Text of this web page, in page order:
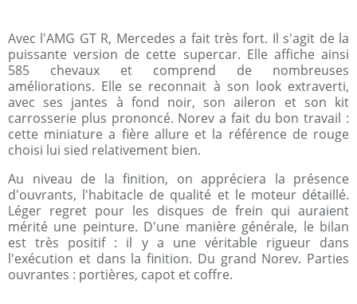
Avec l'AMG GT R, Mercedes a fait très fort. Il s'agit de la
puissante version de cette supercar. Elle affiche ainsi
585 chevaux et comprend de nombreuses
améliorations. Elle se reconnait à son look extraverti,
avec ses jantes à fond noir, son aileron et son kit
carrosserie plus prononcé. Norev a fait du bon travail :
cette miniature a fière allure et la référence de rouge
choisi lui sied relativement bien.
Au niveau de la finition, on appréciera la présence
d'ouvrants, l'habitacle de qualité et le moteur détaillé.
Léger regret pour les disques de frein qui auraient
mérité une peinture. D'une manière générale, le bilan
est très positif : il y a une véritable rigueur dans
l'exécution et dans la finition. Du grand Norev. Parties
ouvrantes : portières, capot et coffre.